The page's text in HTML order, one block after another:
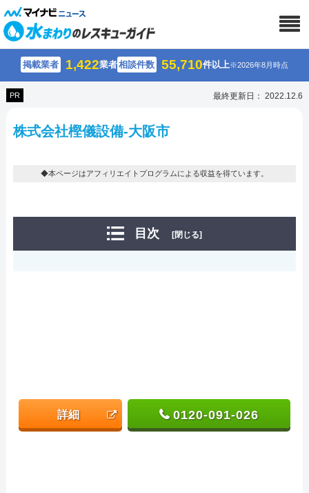
掲載業者 1,422業者相談件数 55,710件以上※2026年8月時点
PR 最終更新日： 2022.12.6
株式会社樫儀設備-大阪市
◆本ページはアフィリエイトプログラムによる収益を得ています。
目次 [閉じる]
詳細 0120-091-026